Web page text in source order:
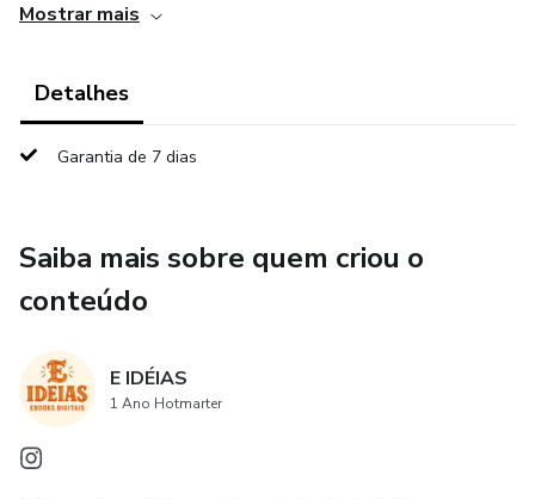
Mostrar mais
Detalhes
Garantia de 7 dias
Saiba mais sobre quem criou o
conteúdo
E IDÉIAS
1 Ano Hotmarter